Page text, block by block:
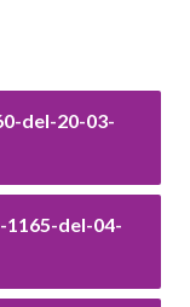
del-20-03-
1165-del-04-